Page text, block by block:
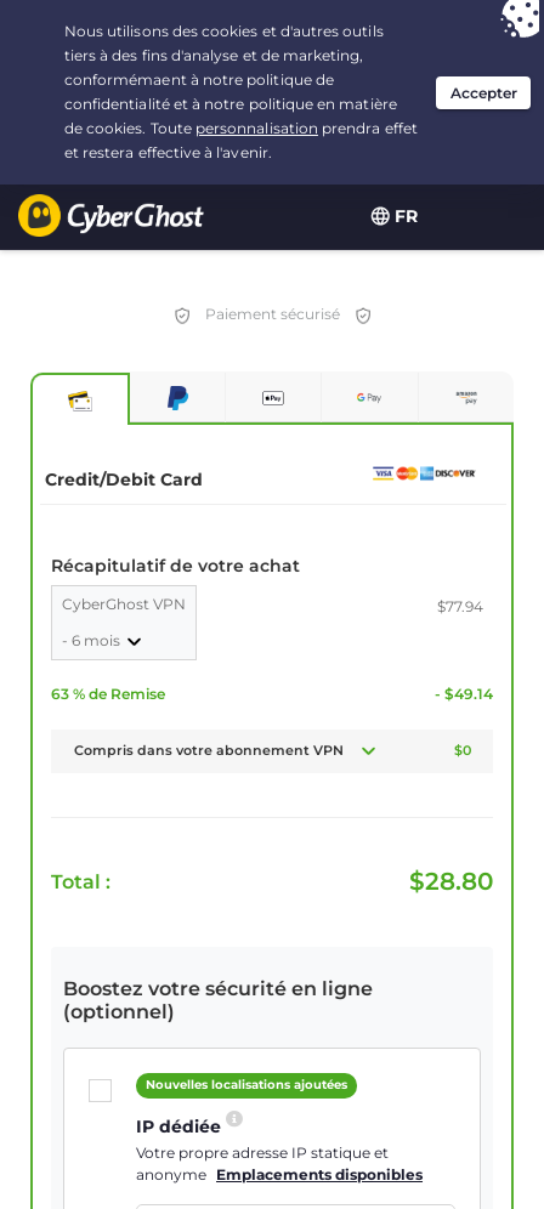
FR
Vous avez opté pour :L'offre la plus avantageuse
, soit 1.25 ans à $
1.99 /mois
Paiement sécurisé
Credit/Debit Card
Récapitulatif de votre achat
CyberGhost VPN
- 6 mois
$77.94
63 % de Remise - $49.14
Compris dans votre abonnement VPN $0
Total : $28.80
Boostez votre sécurité en ligne
(optionnel)
Nouvelles localisations ajoutées
IP dédiée
Votre propre adresse IP statique et
anonyme Emplacements disponibles